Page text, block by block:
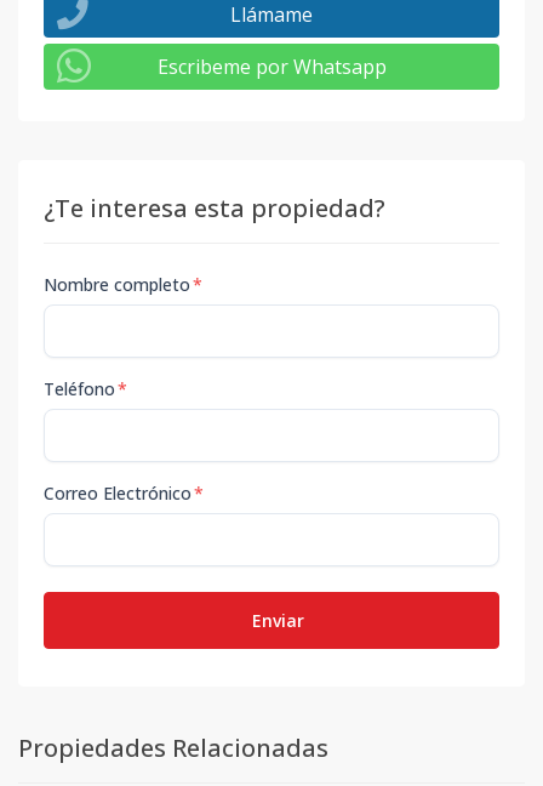
Llámame
Escribeme por Whatsapp
¿Te interesa esta propiedad?
Nombre completo*
Teléfono*
Correo Electrónico*
Enviar
Propiedades Relacionadas